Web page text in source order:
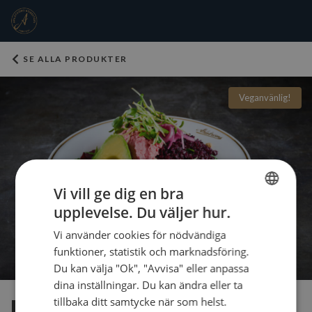
SE ALLA PRODUKTER
Veganvänlig!
Vi vill ge dig en bra
upplevelse. Du väljer hur.
Vi använder cookies för nödvändiga
funktioner, statistik och marknadsföring.
Du kan välja "Ok", "Avvisa" eller anpassa
dina inställningar. Du kan ändra eller ta
tillbaka ditt samtycke när som helst.